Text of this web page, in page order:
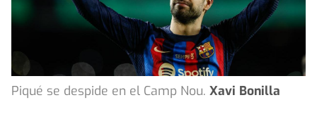
Piqué se despide en el Camp Nou. Xavi Bonilla